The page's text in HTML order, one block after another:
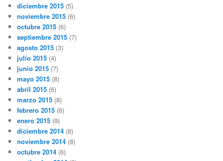
diciembre 2015 (5)
noviembre 2015 (6)
octubre 2015 (6)
septiembre 2015 (7)
agosto 2015 (3)
julio 2015 (4)
junio 2015 (7)
mayo 2015 (8)
abril 2015 (6)
marzo 2015 (8)
febrero 2015 (6)
enero 2015 (9)
diciembre 2014 (8)
noviembre 2014 (8)
octubre 2014 (6)